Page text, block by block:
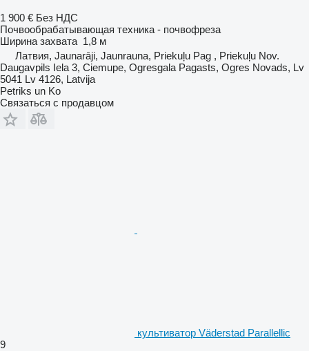
1 900 € Без НДС
Почвообрабатывающая техника - почвофреза
Ширина захвата 1,8 м
Латвия, Jaunarāji, Jaunrauna, Priekuļu Pag , Priekuļu Nov.
Daugavpils Iela 3, Ciemupe, Ogresgala Pagasts, Ogres Novads, Lv
5041 Lv 4126, Latvija
Petriks un Ko
Связаться с продавцом
культиватор Väderstad Parallellic
9